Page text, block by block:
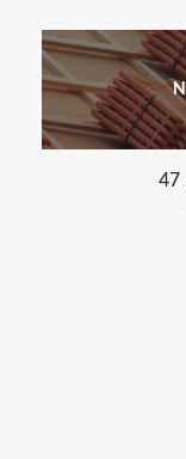
47